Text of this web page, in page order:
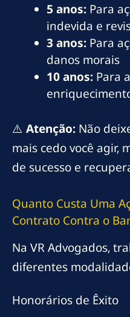
5 anos: Para
indevida e
3 anos: Para
danos morais
10 anos: Para
⚠️ Atenção: Não
mais cedo você agir,
de sucesso e
Quanto Custa Uma
Contrato Contra o
Na VR Advogados,
diferentes
Honorários de Êxito